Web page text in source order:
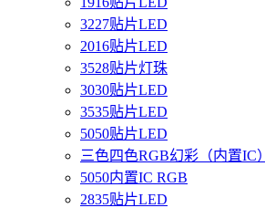
3227贴片LED
2016贴片LED
3528贴片灯珠
3030贴片LED
3535贴片LED
5050贴片LED
三色四色RGB幻彩（内置IC）
5050内置IC RGB
2835贴片LED